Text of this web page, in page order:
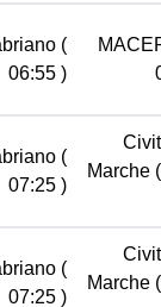
(
06:55 )
(
07:25 )
Marche
(
07:25 )
Marche